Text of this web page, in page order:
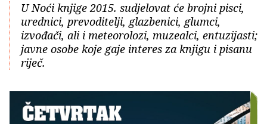
U Noći knjige 2015. sudjelovat će brojni pisci,
urednici, prevoditelji, glazbenici, glumci,
izvođači, ali i meteorolozi, muzealci, entuzijasti;
javne osobe koje gaje interes za knjigu i pisanu
riječ.